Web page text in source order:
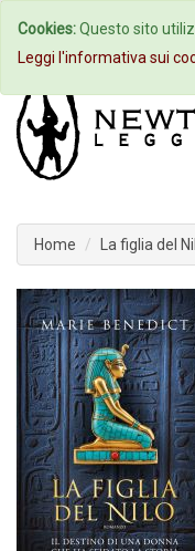
Home
Home La figlia del
Cookies:Questo sito
Leggi l'informativa sui